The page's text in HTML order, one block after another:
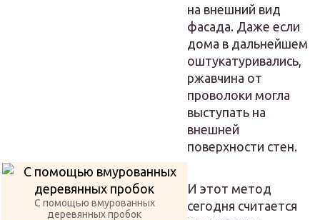
на внешний вид
фасада. Даже если
дома в дальнейшем
оштукатуривались,
ржавчина от
проволоки могла
выступать на
внешней
поверхности стен.
С помощью вмурованных
деревянных пробок
И этот метод
сегодня считается